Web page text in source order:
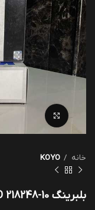
خانه KOYO
بلبرینگ KOYO 218248-10 کویو